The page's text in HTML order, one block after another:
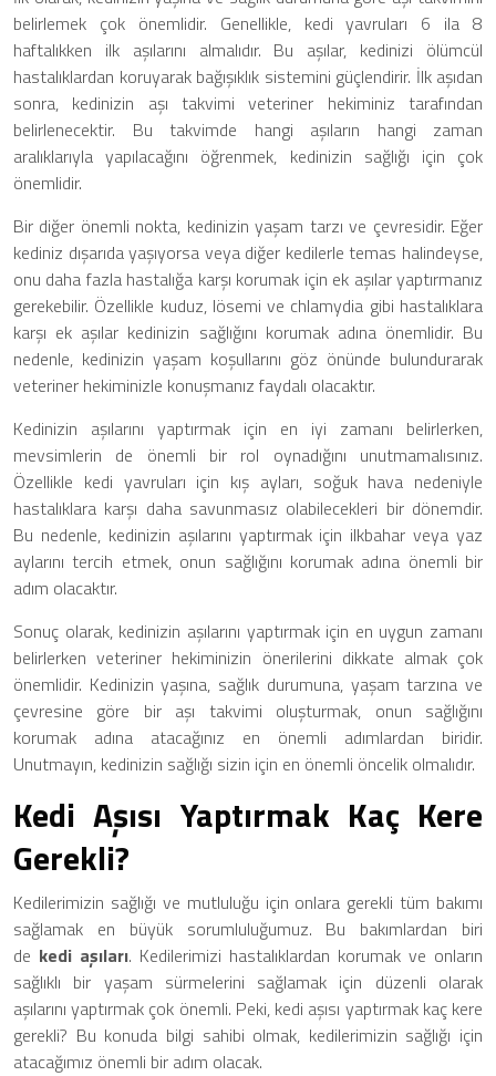
belirlemek çok önemlidir. Genellikle, kedi yavruları 6 ila 8
haftalıkken ilk aşılarını almalıdır. Bu aşılar, kedinizi ölümcül
hastalıklardan koruyarak bağışıklık sistemini güçlendirir. İlk aşıdan
sonra, kedinizin aşı takvimi veteriner hekiminiz tarafından
belirlenecektir. Bu takvimde hangi aşıların hangi zaman
aralıklarıyla yapılacağını öğrenmek, kedinizin sağlığı için çok
önemlidir.
Bir diğer önemli nokta, kedinizin yaşam tarzı ve çevresidir. Eğer
kediniz dışarıda yaşıyorsa veya diğer kedilerle temas halindeyse,
onu daha fazla hastalığa karşı korumak için ek aşılar yaptırmanız
gerekebilir. Özellikle kuduz, lösemi ve chlamydia gibi hastalıklara
karşı ek aşılar kedinizin sağlığını korumak adına önemlidir. Bu
nedenle, kedinizin yaşam koşullarını göz önünde bulundurarak
veteriner hekiminizle konuşmanız faydalı olacaktır.
Kedinizin aşılarını yaptırmak için en iyi zamanı belirlerken,
mevsimlerin de önemli bir rol oynadığını unutmamalısınız.
Özellikle kedi yavruları için kış ayları, soğuk hava nedeniyle
hastalıklara karşı daha savunmasız olabilecekleri bir dönemdir.
Bu nedenle, kedinizin aşılarını yaptırmak için ilkbahar veya yaz
aylarını tercih etmek, onun sağlığını korumak adına önemli bir
adım olacaktır.
Sonuç olarak, kedinizin aşılarını yaptırmak için en uygun zamanı
belirlerken veteriner hekiminizin önerilerini dikkate almak çok
önemlidir. Kedinizin yaşına, sağlık durumuna, yaşam tarzına ve
çevresine göre bir aşı takvimi oluşturmak, onun sağlığını
korumak adına atacağınız en önemli adımlardan biridir.
Unutmayın, kedinizin sağlığı sizin için en önemli öncelik olmalıdır.
Kedi Aşısı Yaptırmak Kaç Kere
Gerekli?
Kedilerimizin sağlığı ve mutluluğu için onlara gerekli tüm bakımı
sağlamak en büyük sorumluluğumuz. Bu bakımlardan biri
de kedi aşıları. Kedilerimizi hastalıklardan korumak ve onların
sağlıklı bir yaşam sürmelerini sağlamak için düzenli olarak
aşılarını yaptırmak çok önemli. Peki, kedi aşısı yaptırmak kaç kere
gerekli? Bu konuda bilgi sahibi olmak, kedilerimizin sağlığı için
atacağımız önemli bir adım olacak.